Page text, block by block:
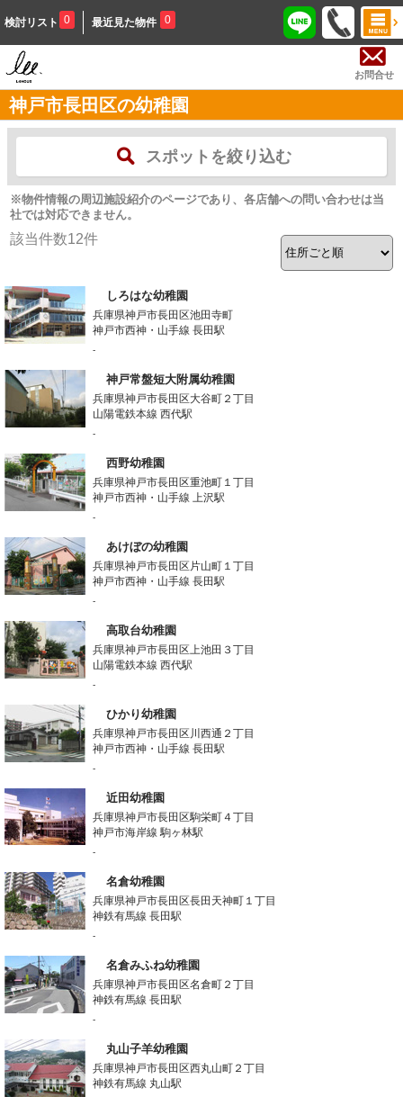
検討リスト 0 最近見た物件 0
お問合せ
神戸市長田区の幼稚園
スポットを絞り込む
※物件情報の周辺施設紹介のページであり、各店舗への問い合わせは当
社では対応できません。
該当件数12件
しろはな幼稚園
兵庫県神戸市長田区池田寺町
神戸市西神・山手線 長田駅
-
神戸常盤短大附属幼稚園
兵庫県神戸市長田区大谷町２丁目
山陽電鉄本線 西代駅
-
西野幼稚園
兵庫県神戸市長田区重池町１丁目
神戸市西神・山手線 上沢駅
-
あけぼの幼稚園
兵庫県神戸市長田区片山町１丁目
神戸市西神・山手線 長田駅
-
高取台幼稚園
兵庫県神戸市長田区上池田３丁目
山陽電鉄本線 西代駅
-
ひかり幼稚園
兵庫県神戸市長田区川西通２丁目
神戸市西神・山手線 長田駅
-
近田幼稚園
兵庫県神戸市長田区駒栄町４丁目
神戸市海岸線 駒ヶ林駅
-
名倉幼稚園
兵庫県神戸市長田区長田天神町１丁目
神鉄有馬線 長田駅
-
名倉みふね幼稚園
兵庫県神戸市長田区名倉町２丁目
神鉄有馬線 長田駅
-
丸山子羊幼稚園
兵庫県神戸市長田区西丸山町２丁目
神鉄有馬線 丸山駅